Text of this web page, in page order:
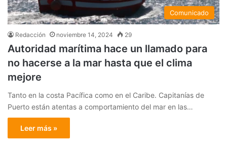
Comunicado
Redacción noviembre 14, 2024 29
Autoridad marítima hace un llamado para
no hacerse a la mar hasta que el clima
mejore
Tanto en la costa Pacífica como en el Caribe. Capitanías de
Puerto están atentas a comportamiento del mar en las…
Leer más »